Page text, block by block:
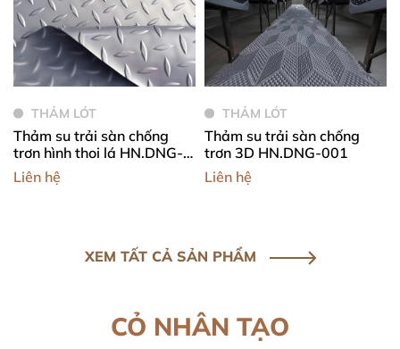
THẢM LÓT
Thảm su trải sàn chống
trơn hình thoi lá HN.DNG-
002
Liên hệ
THẢM LÓT
Thảm su trải sàn chống
trơn 3D HN.DNG-001
Liên hệ
XEM TẤT CẢ SẢN PHẨM
CỎ NHÂN TẠO